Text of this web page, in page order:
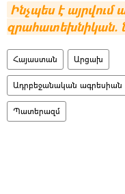
Ինչպես է
զրահատեխնիկան.
Հայաստան Արցախ
Ադրբեջանական ագրեսիան
Պատերազմ